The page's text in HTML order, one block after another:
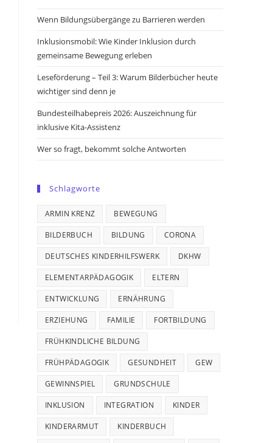
new
new
new
Wenn Bildungsübergänge zu Barrieren werden
Inklusionsmobil: Wie Kinder Inklusion durch
gemeinsame Bewegung erleben
Leseförderung – Teil 3: Warum Bilderbücher heute
wichtiger sind denn je
Bundesteilhabepreis 2026: Auszeichnung für
inklusive Kita-Assistenz
Wer so fragt, bekommt solche Antworten
Schlagworte
ARMIN KRENZ BEWEGUNG
BILDERBUCH BILDUNG CORONA
DEUTSCHES KINDERHILFSWERK DKHW
ELEMENTARPÄDAGOGIK ELTERN
ENTWICKLUNG ERNÄHRUNG
ERZIEHUNG FAMILIE FORTBILDUNG
FRÜHKINDLICHE BILDUNG
FRÜHPÄDAGOGIK GESUNDHEIT GEW
GEWINNSPIEL GRUNDSCHULE
INKLUSION INTEGRATION KINDER
KINDERARMUT KINDERBUCH